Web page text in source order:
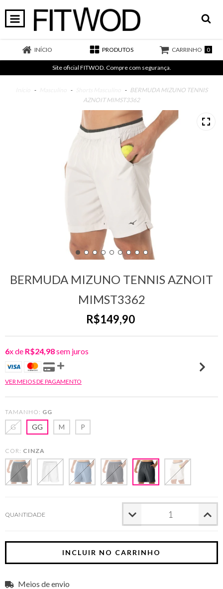
INÍCIO PRODUTOS CARRINHO 0
Site oficial FITWOD. Compre com segurança.
- - - BERMUDA MIZUNO TENNIS
AZNOIT MIMST3362
BERMUDA MIZUNO TENNIS AZNOIT
MIMST3362
R$149,90
6x de R$24,98sem juros
VER MEIOS DE PAGAMENTO
TAMANHO: GG
G GG M P
COR: CINZA
QUANTIDADE
Entregas para o CEP:
Meios de envio